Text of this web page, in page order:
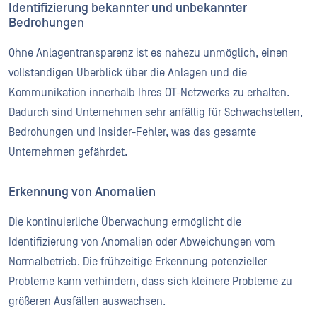
Identifizierung bekannter und unbekannter
Bedrohungen
Ohne Anlagentransparenz ist es nahezu unmöglich, einen
vollständigen Überblick über die Anlagen und die
Kommunikation innerhalb Ihres OT-Netzwerks zu erhalten.
Dadurch sind Unternehmen sehr anfällig für Schwachstellen,
Bedrohungen und Insider-Fehler, was das gesamte
Unternehmen gefährdet.
Erkennung von Anomalien
Die kontinuierliche Überwachung ermöglicht die
Identifizierung von Anomalien oder Abweichungen vom
Normalbetrieb. Die frühzeitige Erkennung potenzieller
Probleme kann verhindern, dass sich kleinere Probleme zu
größeren Ausfällen auswachsen.